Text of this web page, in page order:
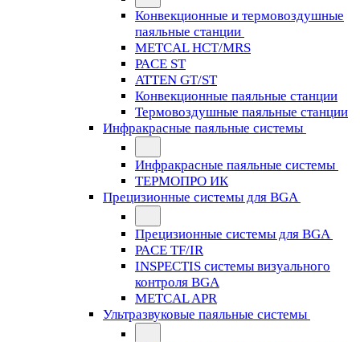
Конвекционные и термовоздушные
паяльные станции
METCAL HCT/MRS
PACE ST
ATTEN GT/ST
Конвекционные паяльные станции
Термовоздушные паяльные станции
Инфракрасные паяльные системы
Инфракрасные паяльные системы
ТЕРМОПРО ИК
Прецизионные системы для BGA
Прецизионные системы для BGA
PACE TF/IR
INSPECTIS системы визуального
контроля BGA
METCAL APR
Ультразвуковые паяльные системы